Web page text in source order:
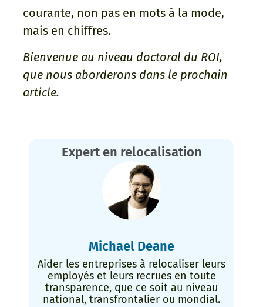
courante, non pas en mots à la mode,
mais en chiffres.
Bienvenue au niveau doctoral du ROI,
que nous aborderons dans le prochain
article.
Expert en relocalisation
Michael Deane
Aider les entreprises à relocaliser leurs
employés et leurs recrues en toute
transparence, que ce soit au niveau
national, transfrontalier ou mondial.